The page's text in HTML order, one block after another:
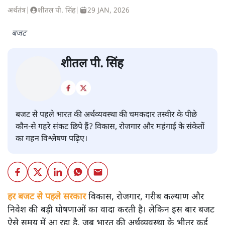
अर्थतंत्र शीतल पी. सिंह| 29 JAN, 2026
शीतल पी. सिंह